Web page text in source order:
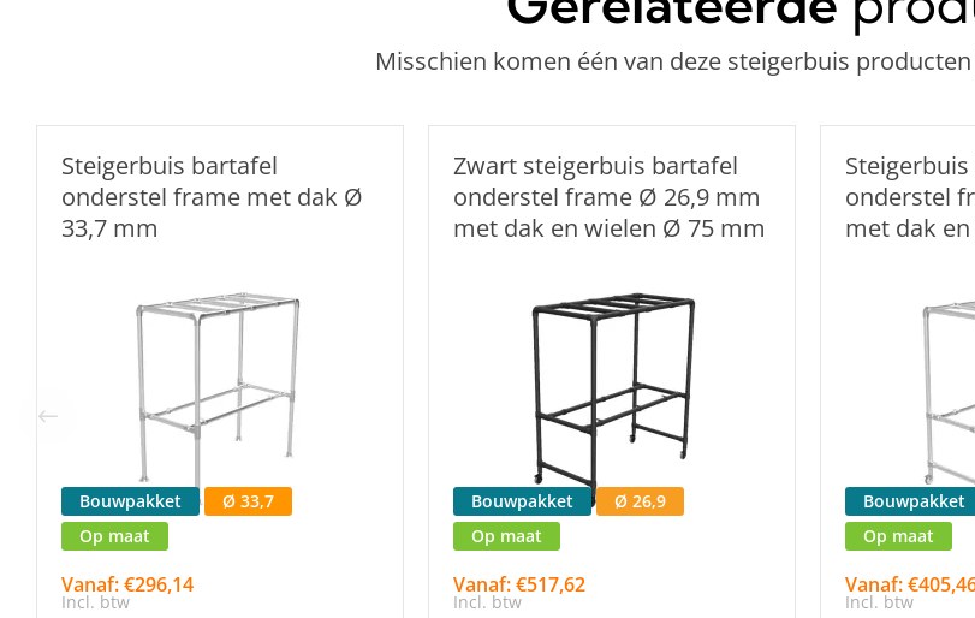
Misschien komen één van deze steigerbuis
Steigerbuis bartafel
onderstel frame met dak Ø
33,7 mm
Bouwpakket
Ø 33,7
Op maat
Vanaf: €296,14
Incl. btw
Zwart steigerbuis bartafel
onderstel frame Ø 26,9 mm
met dak en wielen Ø 75 mm
Bouwpakket
Ø 26,9
Op maat
Vanaf: €517,62
Incl. btw
onderstel
met dak
Bouwpakket
Op maat
Vanaf:
Incl. btw